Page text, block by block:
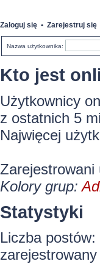
Zaloguj się • Zarejestruj się
Nazwa użytkownika:
Kto jest
Użytkownicy
z ostatnich 5
Najwięcej
Zarejestrowani
Kolory grup:
Statystyki
Liczba postów: